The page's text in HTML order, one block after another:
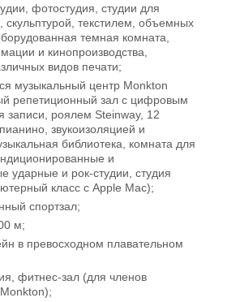
фотостудия, студии для
скульптурой, текстилем, объемных
темная комната,
и кинопроизводства,
видов печати;
музыкальный центр Monkton
репетиционный зал с цифровым
записи, роялем Steinway, 12
звукоизоляцией и
библиотека, комната для
и
ударные и рок-студии, студия
класс с Apple Mac);
спортзал;
м;
в превосходном плавательном
фитнес-зал (для членов